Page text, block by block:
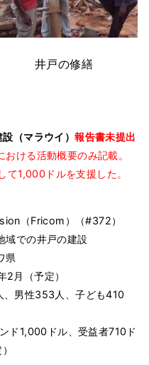
井戸の修繕
（マラウイ）報告書未提出
ける活動概要のみ記載。
て1,000ドルを支援した。
（Fricom）（#372）
域での井戸の建設
県
月（予定）
、男性353人、子ども410
ド1,000ドル、受益者710ド